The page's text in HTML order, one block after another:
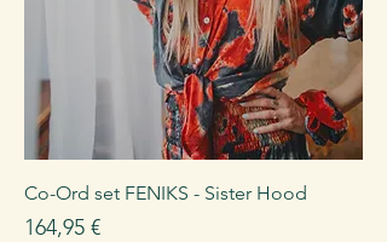
Co-Ord set FENIKS - Sister Hood
Cena
164,95 €